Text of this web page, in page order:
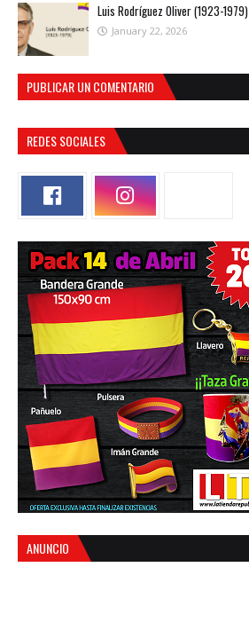
Luis Rodríguez Oliver (1923-1979)
January 22, 2026
PUBLICAR UN COMENTARIO
REDES SOCIALES
ANUNCIO